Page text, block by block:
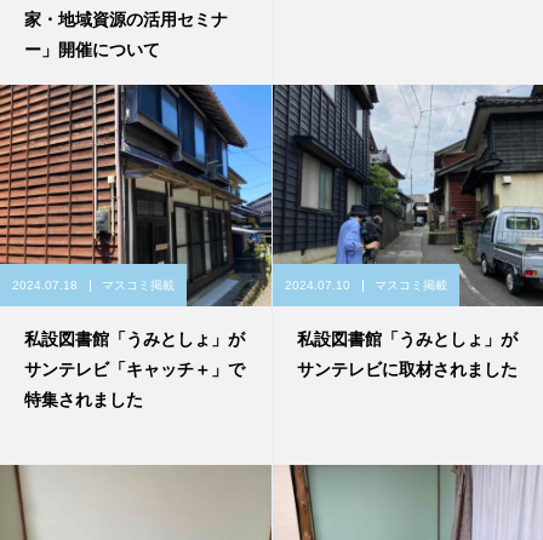
家・地域資源の活用セミナ
ー」開催について
2024.07.18 マスコミ掲載
私設図書館「うみとしょ」が
サンテレビ「キャッチ＋」で
特集されました
2024.07.10 マスコミ掲載
私設図書館「うみとしょ」が
サンテレビに取材されました